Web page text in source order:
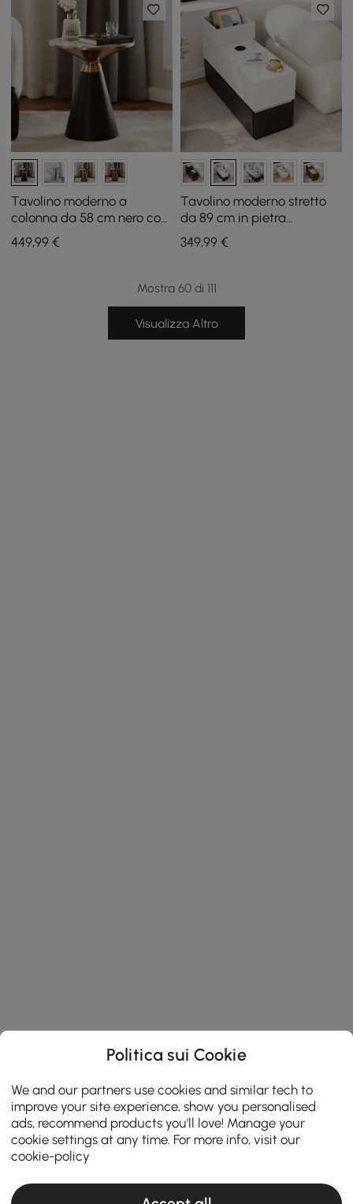
Tavolino moderno a
colonna da 58 cm nero con
piano in pietra sinterizzata
449,99 €
Tavolino moderno stretto
da 89 cm in pietra
sinterizzata con USB e
contenitore
349,99€
Mostra 60 di 111
Visualizza Altro
Politica sui Cookie
We and our partners use cookies and similar tech to
improve your site experience, show you personalised
ads, recommend products you'll love! Manage your
cookie settings at any time. For more info, visit our
cookie-policy